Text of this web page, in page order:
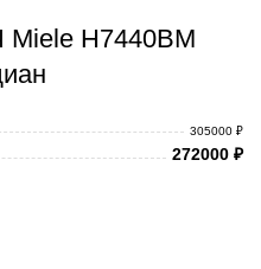
H7440BM
305000 ₽
272000 ₽